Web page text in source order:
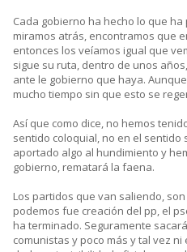
Cada gobierno ha hecho lo que
miramos atrás, encontramos que
entonces los veíamos igual que
sigue su ruta, dentro de unos
ante le gobierno que haya.
mucho tiempo sin que esto se
Así que como dice, no hemos
sentido coloquial, no en el sentido
aportado algo al hundimiento y
gobierno, rematará la faena.
Los partidos que van saliendo,
podemos fue creación del pp, el
ha terminado. Seguramente
comunistas y poco más y tal vez